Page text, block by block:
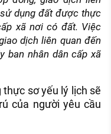
dụng đất được thực
xã nơi có đất. Việc
dịch liên quan đến
ban nhân dân cấp xã
sơ yếu lý lịch sẽ
của người yêu cầu